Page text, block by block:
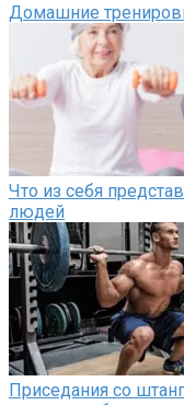
Домашние
Что из себя
людей
Приседания со